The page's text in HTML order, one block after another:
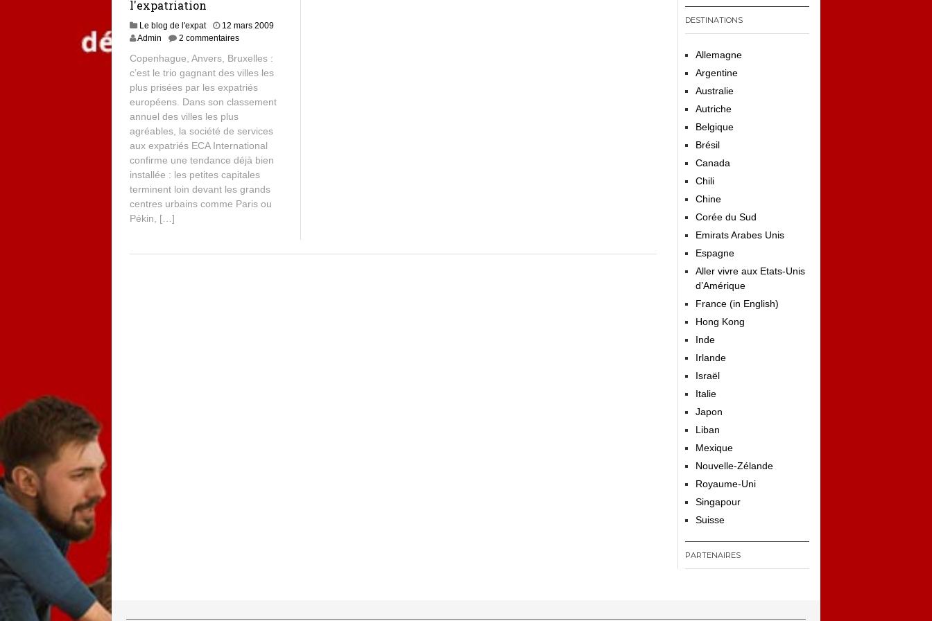
l'expatriation
Le blog de l'expat
12 mars 2009
Admin
2 commentaires
Copenhague, Anvers, Bruxelles :
c’est le trio gagnant des villes les
plus prisées par les expatriés
européens. Dans son classement
annuel des villes les plus
agréables, la société de services
aux expatriés ECA International
confirme une tendance déjà bien
installée : les petites capitales
terminent loin devant les grands
centres urbains comme Paris ou
Pékin, […]
DESTINATIONS
Allemagne
Argentine
Australie
Autriche
Belgique
Brésil
Canada
Chili
Chine
Corée du Sud
Emirats Arabes Unis
Espagne
Aller vivre aux Etats-Unis
d’Amérique
France (in English)
Hong Kong
Inde
Irlande
Israël
Italie
Japon
Liban
Mexique
Nouvelle-Zélande
Royaume-Uni
Singapour
Suisse
PARTENAIRES